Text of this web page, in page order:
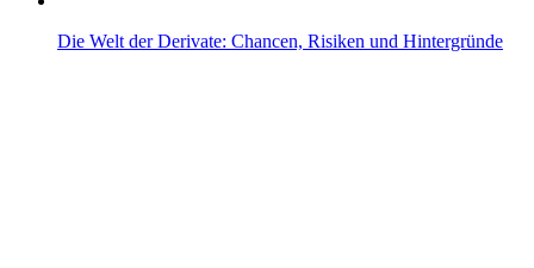
Die Welt der Derivate: Chancen, Risiken und Hintergründe